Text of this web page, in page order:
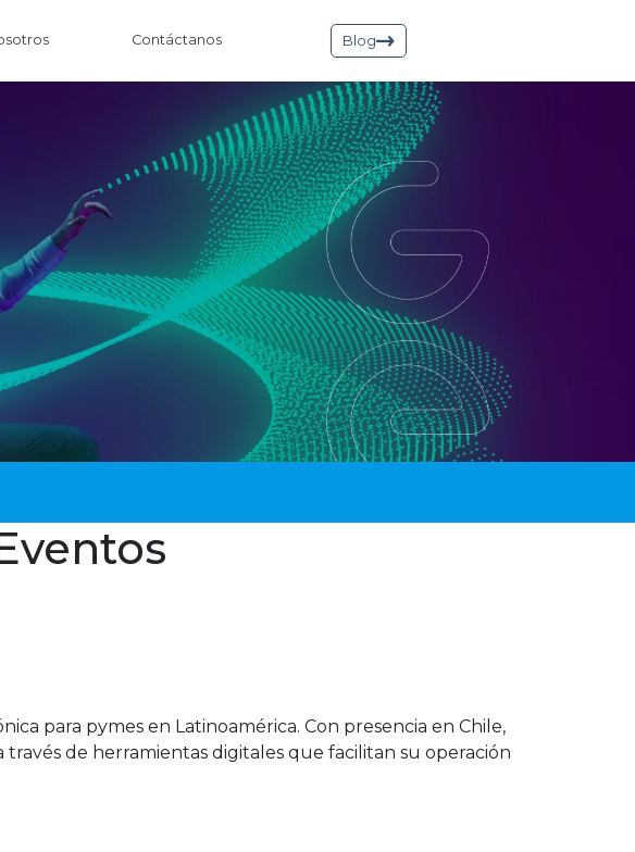
Contáctanos Blog
para pymes en Latinoamérica. Con presencia en Chile,
de herramientas digitales que facilitan su operación